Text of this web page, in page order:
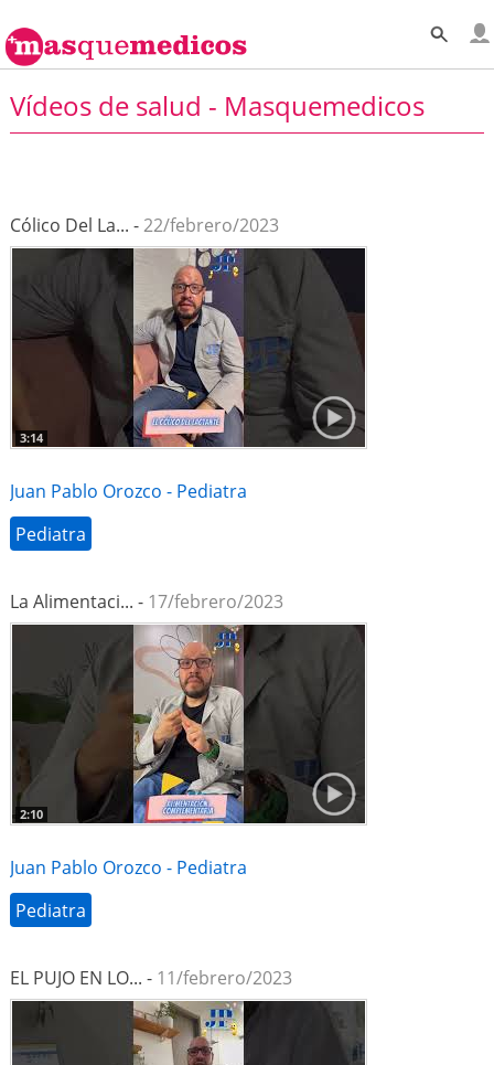
Vídeos de salud - Masquemedicos
Cólico Del La... -22/febrero/2023
3:14
Juan Pablo Orozco - Pediatra
Pediatra
La Alimentaci... - 17/febrero/2023
2:10
Juan Pablo Orozco - Pediatra
Pediatra
EL PUJO EN LO... - 11/febrero/2023